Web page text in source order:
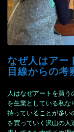
なぜ人はアー
目線からの
人はなぜアートを買
を生業としている私
持っていることが多い
を買っていく沢山の